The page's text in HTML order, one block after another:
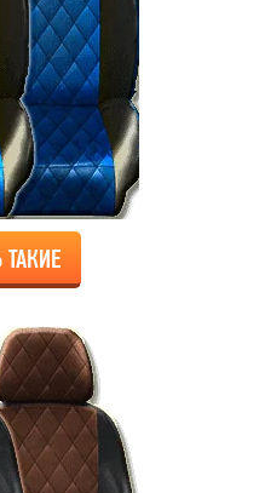
ТАКИЕ